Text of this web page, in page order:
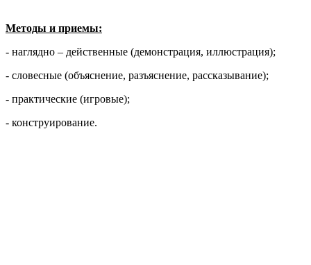
Методы и приемы:
- наглядно – действенные (демонстрация, иллюстрация);
- словесные (объяснение, разъяснение, рассказывание);
- практические (игровые);
- конструирование.